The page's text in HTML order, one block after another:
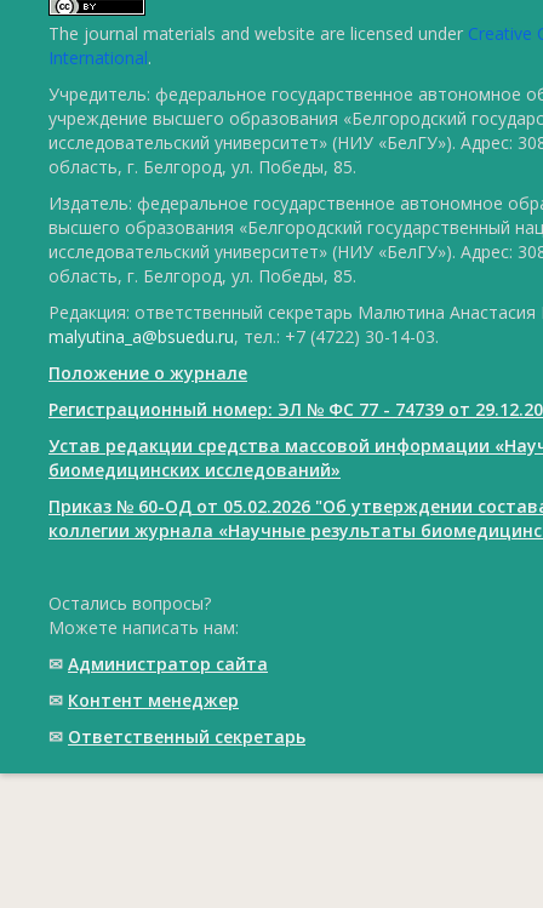
The journal materials and website are licensed under Creative
International.
Учредитель: федеральное государственное автономное
учреждение высшего образования «Белгородский
исследовательский университет» (НИУ «БелГУ»). Адрес:
область, г. Белгород, ул. Победы, 85.
Издатель: федеральное государственное автономное
высшего образования «Белгородский государственный
исследовательский университет» (НИУ «БелГУ»). Адрес:
область, г. Белгород, ул. Победы, 85.
Редакция: ответственный секретарь Малютина
malyutina_a@bsuedu.ru, тел.: +7 (4722) 30-14-03.
Положение о журнале
Регистрационный номер: ЭЛ № ФС 77 - 74739 от
Устав редакции средства массовой информации
биомедицинских исследований»
Приказ № 60-ОД от 05.02.2026 "Об утверждении
коллегии журнала «Научные результаты
Остались вопросы?
Можете написать нам:
✉ Администратор сайта
✉ Контент менеджер
✉ Ответственный cекретарь